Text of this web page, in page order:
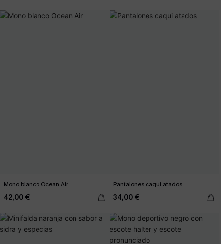
Mono blanco Ocean Air
42,00 €
Pantalones caqui atados
34,00 €